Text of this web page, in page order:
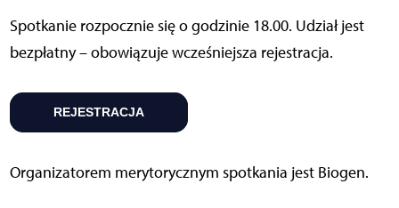
Spotkanie rozpocznie się o godzinie 18.00. Udział jest
bezpłatny – obowiązuje wcześniejsza rejestracja.
REJESTRACJA
Organizatorem merytorycznym spotkania jest Biogen.